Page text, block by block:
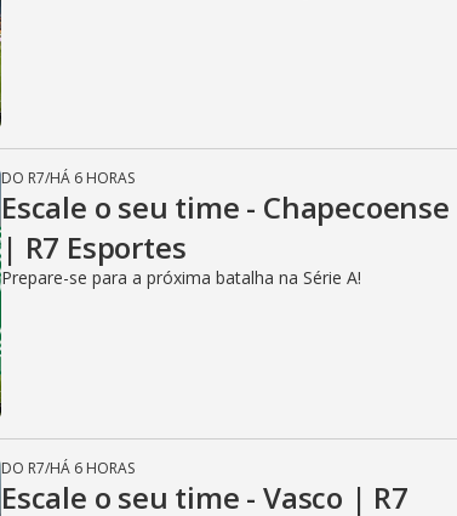
DO R7/HÁ 6 HORAS
Escale o seu time - Chapecoense
| R7 Esportes
Prepare-se para a próxima batalha na Série A!
DO R7/HÁ 6 HORAS
Escale o seu time - Vasco | R7